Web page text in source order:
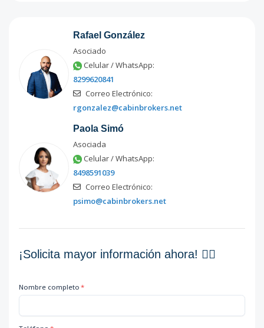
Rafael González
Asociado
Celular / WhatsApp:
8299620841
Correo Electrónico:
rgonzalez@cabinbrokers.net
Paola Simó
Asociada
Celular / WhatsApp:
8498591039
Correo Electrónico:
psimo@cabinbrokers.net
¡Solicita mayor información ahora! 👇🏽
Nombre completo *